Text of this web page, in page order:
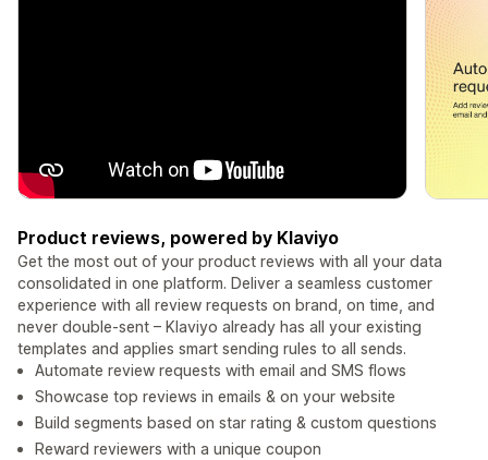
Product reviews, powered by Klaviyo
Get the most out of your product reviews with all your data
consolidated in one platform. Deliver a seamless customer
experience with all review requests on brand, on time, and
never double-sent – Klaviyo already has all your existing
templates and applies smart sending rules to all sends.
Automate review requests with email and SMS flows
Showcase top reviews in emails & on your website
Build segments based on star rating & custom questions
Reward reviewers with a unique coupon